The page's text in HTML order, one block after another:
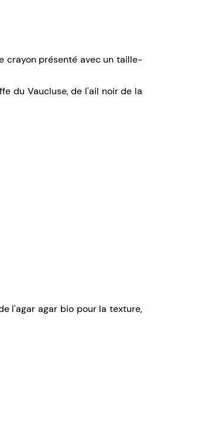
crayon présenté avec un taille-
du Vaucluse, de l'ail noir de la
l'agar agar bio pour la texture,